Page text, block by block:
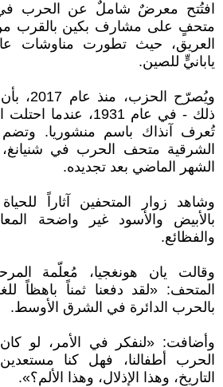
افتُتح معرضٌ شاملٌ عن الحرب في
متحفٍ على مشارف بكين بالقرب
يابانيٍّ للصين.
ويُصرّح
ذلك - في عام 1931،
تُعرف آنذاك باسم منشوريا. وتضم
الشرقية متحف الحرب في شنيانغ،
الشهر الماضي بعد تجديده.
وشاهد زوار المتحفين آثاراً
بالأبيض والأسود غير واضحة
والفظائع.
وقالت يان هونغجيا، مُعلّمة
المتحف: «لقد دفعنا ثمناً باهظاً
بالحرب الدائرة في الشرق الأوسط.
وأضافت: «لنفكر في الأمر، لو
الحرب أطفالنا، فهل كنا مستعدين
التاريخ، وهذا الإذلال، وهذا الألم؟».